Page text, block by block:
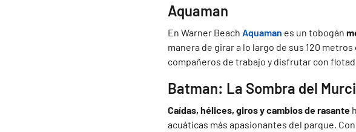
Aquaman
En Warner Beach Aquaman es un tobogán
manera de girar a lo largo de sus 120
compañeros de trabajo y disfrutar con
Batman: La Sombra del
Caídas, hélices, giros y cambios de rasante
acuáticas más apasionantes del parque.